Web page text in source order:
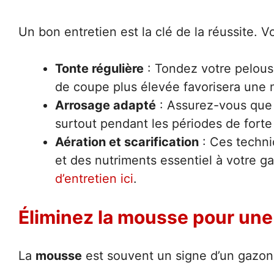
Un bon entretien est la clé de la réussite.
Tonte régulière : Tondez votre
de coupe plus élevée favorisera une
Arrosage adapté : Assurez-vous
surtout pendant les périodes de
Aération et scarification : Ces
et des nutriments essentiel à votre
d’entretien ici.
Éliminez la mousse pour
La mousse est souvent un signe d’un